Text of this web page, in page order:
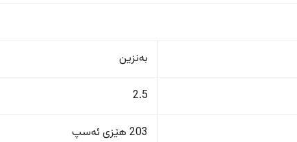
بەنزین
2.5
203 هێزی ئەسپ